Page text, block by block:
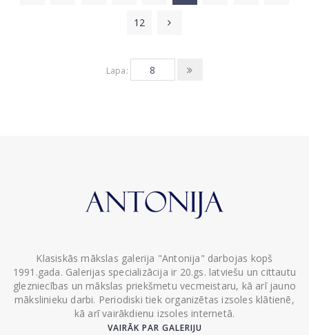
12
Lapa:
Klasiskās mākslas galerija "Antonija" darbojas kopš
1991.gada. Galerijas specializācija ir 20.gs. latviešu un cittautu
glezniecības un mākslas priekšmetu vecmeistaru, kā arī jauno
mākslinieku darbi. Periodiski tiek organizētas izsoles klātienē,
kā arī vairākdienu izsoles internetā.
VAIRĀK PAR GALERIJU